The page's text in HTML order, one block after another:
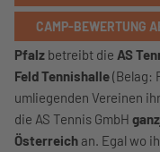
CAMP-BEWERTUNG
Pfalz betreibt die AS
Feld Tennishalle(Belag:
umliegenden Vereinen
die AS Tennis GmbH
Österreich an. Egal wo